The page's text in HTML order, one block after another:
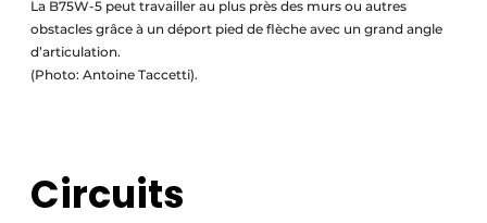
La B75W-5 peut travailler au plus près des murs ou autres
obstacles grâce à un déport pied de flèche avec un grand angle
d’articulation.
(Photo: Antoine Taccetti).
Circuits